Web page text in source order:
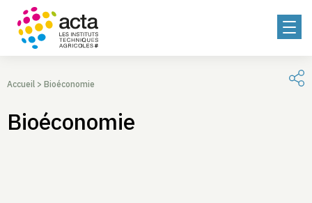
Accueil > Bioéconomie
Bioéconomie